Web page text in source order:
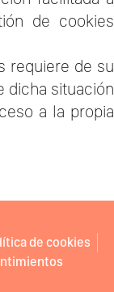
de cookies
requiere de su
dicha situación
a la propia
de cookies